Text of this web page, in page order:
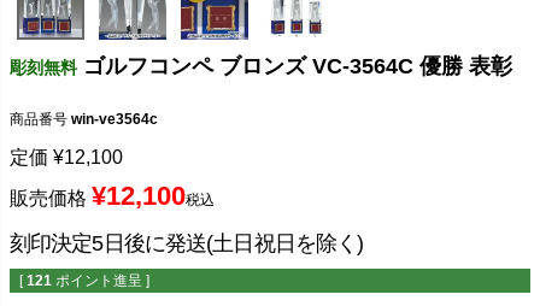
彫刻無料 ゴルフコンペ ブロンズ VC-3564C 優勝 表彰
商品番号 win-ve3564c
定価 ¥12,100
販売価格 ¥12,100税込
刻印決定5日後に発送(土日祝日を除く)
[ 121 ポイント進呈 ]